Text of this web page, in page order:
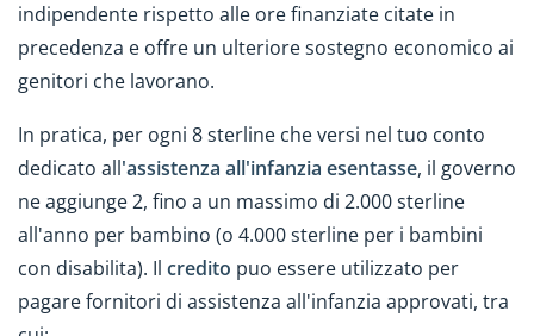
indipendente rispetto alle ore finanziate citate in
precedenza e offre un ulteriore sostegno economico ai
genitori che lavorano.
In pratica, per ogni 8 sterline che versi nel tuo conto
dedicato all'assistenza all'infanzia esentasse, il governo
ne aggiunge 2, fino a un massimo di 2.000 sterline
all'anno per bambino (o 4.000 sterline per i bambini
con disabilita). Il credito puo essere utilizzato per
pagare fornitori di assistenza all'infanzia approvati, tra